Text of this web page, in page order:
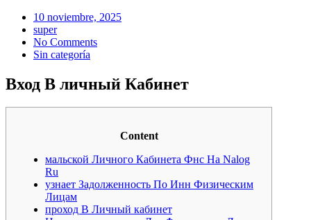
Posted
on
10 noviembre, 2025
super
No Comments
Sin categoría
Вход В личный Кабинет
Content
мальской Личного Кабинета Фнс На Nalog
Ru
узнает Задолженность По Инн Физическим
Лицам
проход В Личный кабинет